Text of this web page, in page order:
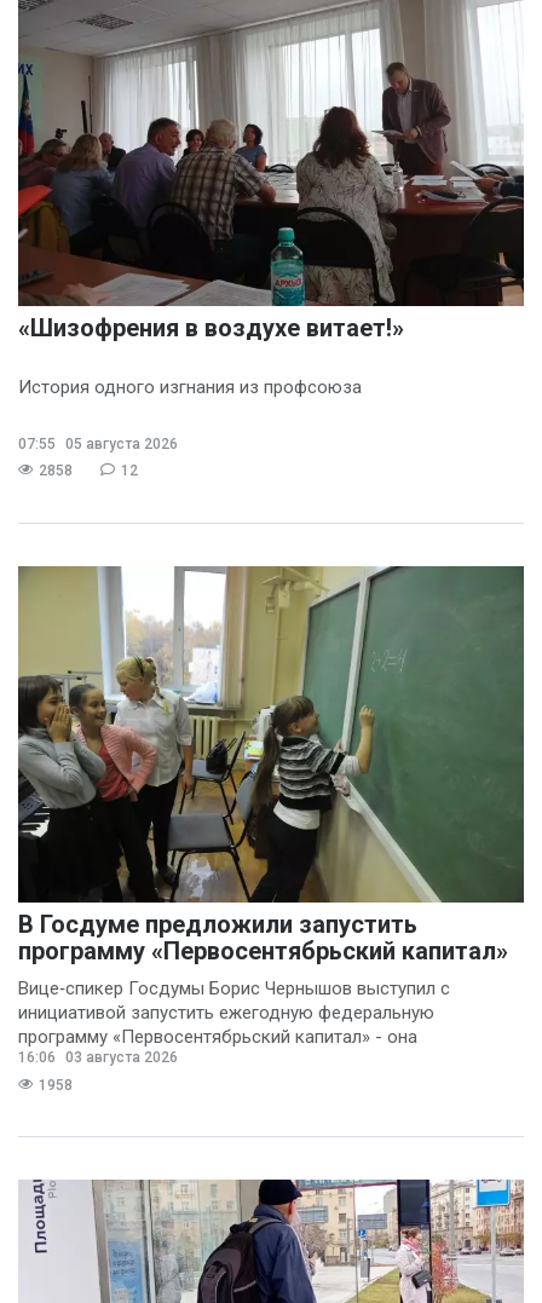
«Шизофрения в воздухе витает!»
История одного изгнания из профсоюза
07:55
05 августа 2026
2858
12
В Госдуме предложили запустить
программу «Первосентябрьский капитал»
Вице‑спикер Госдумы Борис Чернышов выступил с
инициативой запустить ежегодную федеральную
программу «Первосентябрьский капитал» - она
предполагает
16:06
03 августа 2026
1958